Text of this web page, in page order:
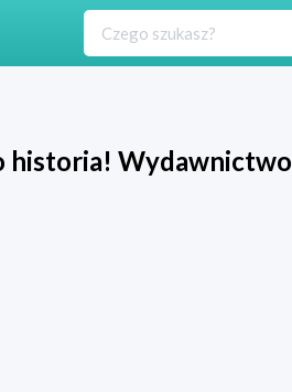
historia! Wydawnictwo